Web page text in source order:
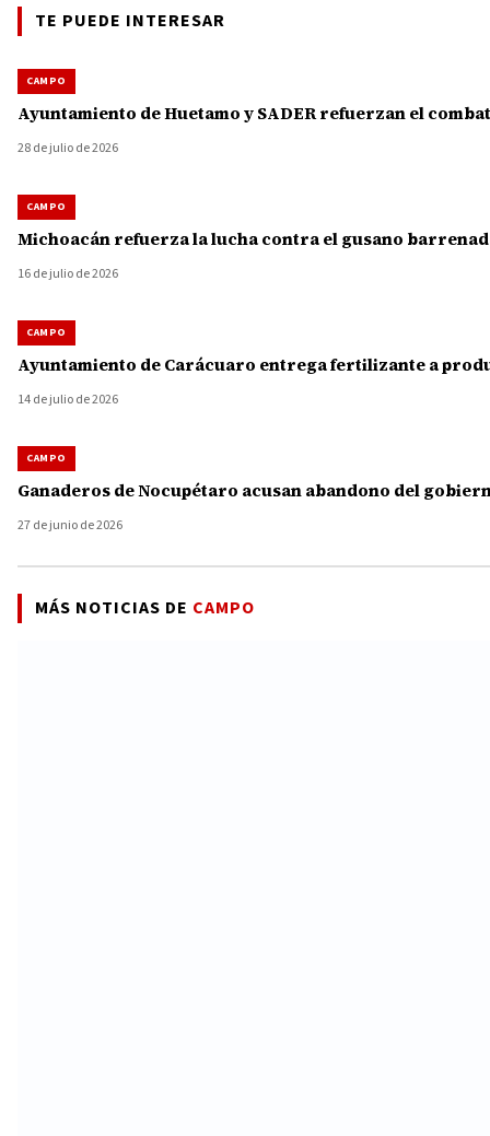
TE PUEDE INTERESAR
CAMPO
Ayuntamiento de Huetamo y SADER refuerzan el
28 de julio de 2026
CAMPO
Michoacán refuerza la lucha contra el gusano
16 de julio de 2026
CAMPO
Ayuntamiento de Carácuaro entrega fertilizante a
14 de julio de 2026
CAMPO
Ganaderos de Nocupétaro acusan abandono del
27 de junio de 2026
MÁS NOTICIAS DE CAMPO